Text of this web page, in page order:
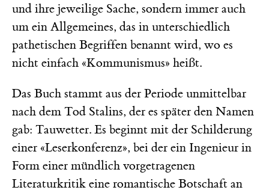
und ihre jeweilige Sache, sondern immer auch
um ein Allgemeines, das in unterschiedlich
pathetischen Begriffen benannt wird, wo es
nicht einfach «Kommunismus» heißt.
Das Buch stammt aus der Periode unmittelbar
nach dem Tod Stalins, der es später den Namen
gab: Tauwetter. Es beginnt mit der Schilderung
einer «Leserkonferenz», bei der ein Ingenieur in
Form einer mündlich vorgetragenen
Literaturkritik eine romantische Botschaft an